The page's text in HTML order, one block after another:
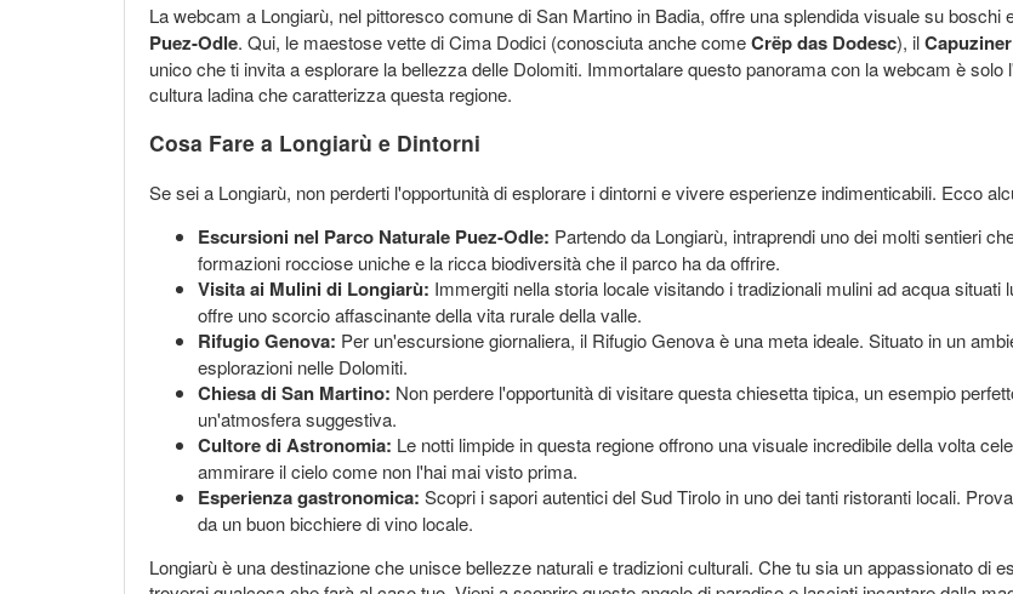
La webcam a Longiarù, nel pittoresco comune di San Martino in Badia, offre una splendida visuale su boschi
Puez-Odle. Qui, le maestose vette di Cima Dodici (conosciuta anche comeCrëp das Dodesc), ilCapuziner
unico che ti invita a esplorare la bellezza delle Dolomiti. Immortalare questo panorama con la webcam è
cultura ladina che caratterizza questa regione.
Cosa Fare a Longiarù e Dintorni
Se sei a Longiarù, non perderti l'opportunità di esplorare i dintorni e vivere esperienze indimenticabili. Ecco
Escursioni nel Parco Naturale Puez-Odle: Partendo da Longiarù, intraprendi uno dei molti sentieri
formazioni rocciose uniche e la ricca biodiversità che il parco ha da offrire.
Visita ai Mulini di Longiarù: Immergiti nella storia locale visitando i tradizionali mulini ad acqua
offre uno scorcio affascinante della vita rurale della valle.
Rifugio Genova: Per un'escursione giornaliera, il Rifugio Genova è una meta ideale. Situato in un
esplorazioni nelle Dolomiti.
Chiesa di San Martino: Non perdere l'opportunità di visitare questa chiesetta tipica, un esempio
un'atmosfera suggestiva.
Cultore di Astronomia: Le notti limpide in questa regione offrono una visuale incredibile della volta
ammirare il cielo come non l'hai mai visto prima.
Esperienza gastronomica: Scopri i sapori autentici del Sud Tirolo in uno dei tanti ristoranti locali.
da un buon bicchiere di vino locale.
Longiarù è una destinazione che unisce bellezze naturali e tradizioni culturali. Che tu sia un appassionato di